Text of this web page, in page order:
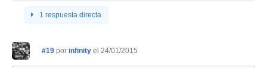
1 respuesta directa
#19 por infinity el 24/01/2015